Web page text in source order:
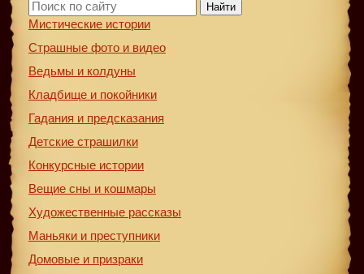
Найти
Мистические истории
Страшные фото и видео
Ведьмы и колдуны
Кладбище и покойники
Гадания и предсказания
Детские страшилки
Конкурсные истории
Вещие сны и кошмары
Художественные рассказы
Маньяки и преступники
Домовые и призраки